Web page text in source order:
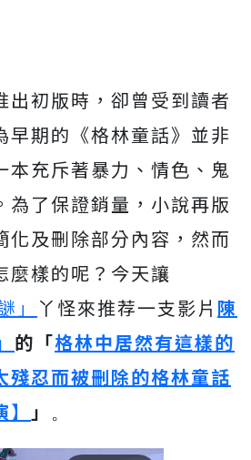
出初版時，卻曾受到讀者
早期的《格林童話》並非
本充斥著暴力、情色、鬼
為了保證銷量，小說再版
化及刪除部分內容，然而
麼樣的呢？今天讓
」 丫怪來推荐一支影片 陳
的「格林中居然有這樣的
殘忍而被刪除的格林童話
」 。